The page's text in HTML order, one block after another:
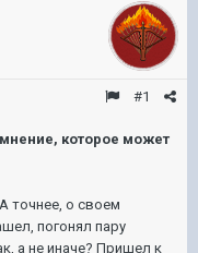
#1
которое может
точнее, о своем
погонял пару
а не иначе? Пришел к